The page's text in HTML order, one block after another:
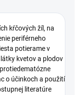
kŕčových žíl, na
periférneho
potierame v
kvetov a plodov
o účinkoch a použití
literatúre